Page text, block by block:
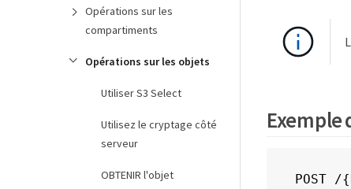
Opérations sur les
compartiments
Opérations sur les objets
Utiliser S3 Select
Utilisez le cryptage côté
serveur
OBTENIR l'objet
Exemple
POST